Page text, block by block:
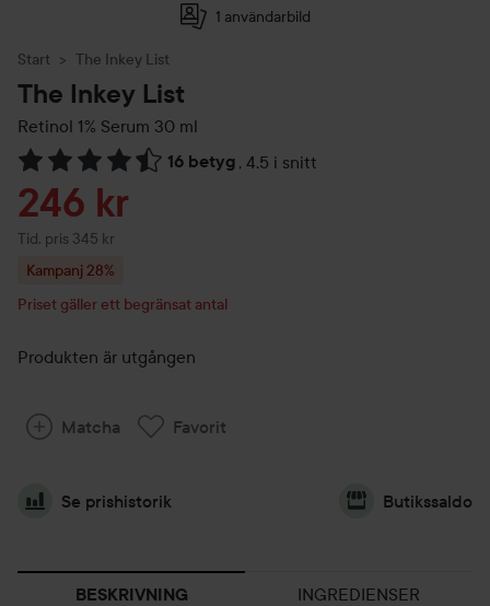
1 användarbild
Start The Inkey List
The Inkey List
Retinol 1% Serum 30 ml
16 betyg , 4.5 i snitt
Hoppa till Betyg & kommentarer
Reapris
246 kr
Tid. pris 345 kr
Tidigare pris 345 kr
Kampanj 28%
Priset gäller ett begränsat antal
Produkten är utgången
Matcha Favorit
Se prishistorik Butikssaldo
BESKRIVNING INGREDIENSER